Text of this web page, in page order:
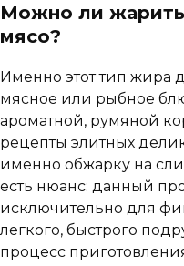
Можно ли
мясо?
Именно этот тип жира
мясное или рыбное
ароматной, румяной
рецепты элитных
именно обжарку на
есть нюанс: данный
исключительно для
легкого, быстрого
процесс